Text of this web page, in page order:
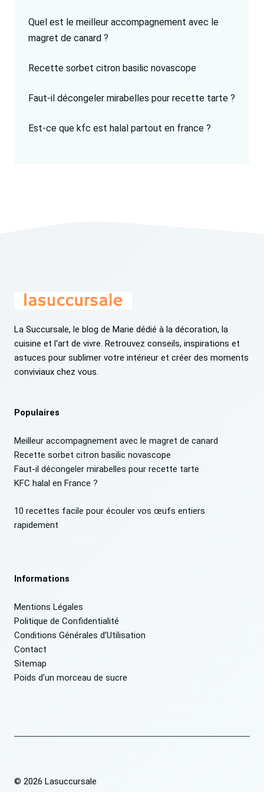
Quel est le meilleur accompagnement avec le
magret de canard ?
Recette sorbet citron basilic novascope
Faut-il décongeler mirabelles pour recette tarte ?
Est-ce que kfc est halal partout en france ?
La Succursale, le blog de Marie dédié à la décoration, la
cuisine et l'art de vivre. Retrouvez conseils, inspirations et
astuces pour sublimer votre intérieur et créer des moments
conviviaux chez vous.
Populaires
Meilleur accompagnement avec le magret de canard
Recette sorbet citron basilic novascope
Faut-il décongeler mirabelles pour recette tarte
KFC halal en France ?
10 recettes facile pour écouler vos œufs entiers
rapidement
Informations
Mentions Légales
Politique de Confidentialité
Conditions Générales d’Utilisation
Contact
Sitemap
Poids d'un morceau de sucre
© 2026 Lasuccursale